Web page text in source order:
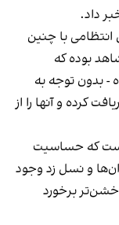
داد.
انتظامی با چنین
بوده که
- بدون توجه به
کرده و آنها را از
است که حساسیت
و نسل زد وجود
خشن‌تر برخورد